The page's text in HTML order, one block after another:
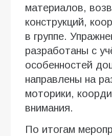
материалов,
конструкций,
в группе.
разработаны с
особенностей
направлены на
моторики,
внимания.
По итогам